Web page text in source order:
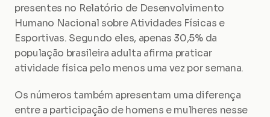
presentes no Relatório de Desenvolvimento
Humano Nacional sobre Atividades Físicas e
Esportivas. Segundo eles, apenas 30,5% da
população brasileira adulta afirma praticar
atividade física pelo menos uma vez por semana.
Os números também apresentam uma diferença
entre a participação de homens e mulheres nesse